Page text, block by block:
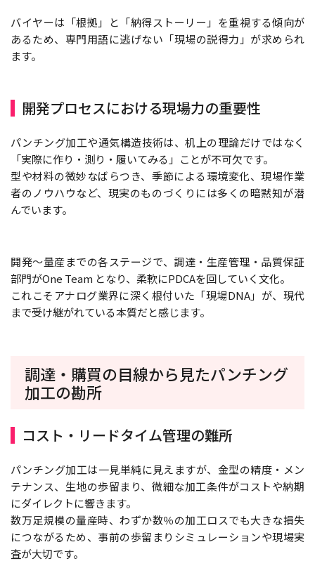
バイヤーは「根拠」と「納得ストーリー」を重視する傾向が
あるため、専門用語に逃げない「現場の説得力」が求められ
ます。
開発プロセスにおける現場力の重要性
パンチング加工や通気構造技術は、机上の理論だけではなく
「実際に作り・測り・履いてみる」ことが不可欠です。
型や材料の微妙なばらつき、季節による環境変化、現場作業
者のノウハウなど、現実のものづくりには多くの暗黙知が潜
んでいます。
開発～量産までの各ステージで、調達・生産管理・品質保証
部門がOne Team となり、柔軟にPDCAを回していく文化。
これこそアナログ業界に深く根付いた「現場DNA」が、現代
まで受け継がれている本質だと感じます。
調達・購買の目線から見たパンチング
加工の勘所
コスト・リードタイム管理の難所
パンチング加工は一見単純に見えますが、金型の精度・メン
テナンス、生地の歩留まり、微細な加工条件がコストや納期
にダイレクトに響きます。
数万足規模の量産時、わずか数％の加工ロスでも大きな損失
につながるため、事前の歩留まりシミュレーションや現場実
査が大切です。